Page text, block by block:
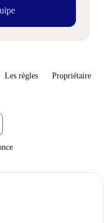
Les règles Propriétaire